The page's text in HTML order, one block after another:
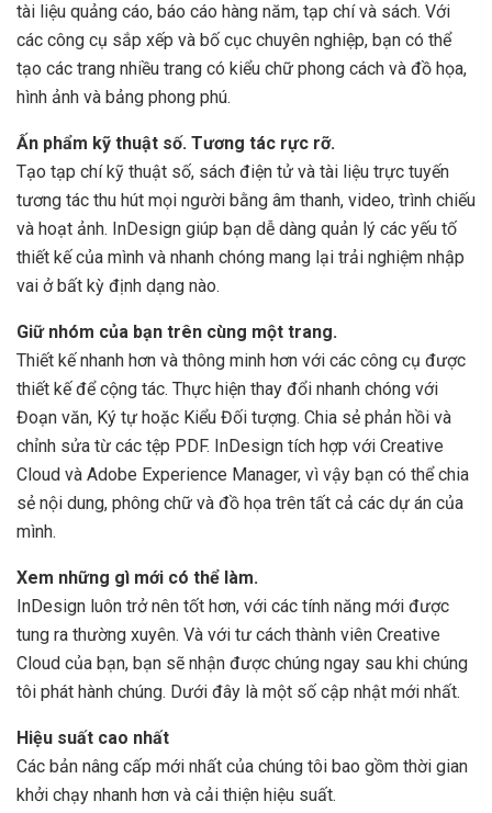
tài liệu quảng cáo, báo cáo hàng năm, tạp chí và sách. Với
các công cụ sắp xếp và bố cục chuyên nghiệp, bạn có thể
tạo các trang nhiều trang có kiểu chữ phong cách và đồ họa,
hình ảnh và bảng phong phú.
Ấn phẩm kỹ thuật số. Tương tác rực rỡ.
Tạo tạp chí kỹ thuật số, sách điện tử và tài liệu trực tuyến
tương tác thu hút mọi người bằng âm thanh, video, trình chiếu
và hoạt ảnh. InDesign giúp bạn dễ dàng quản lý các yếu tố
thiết kế của mình và nhanh chóng mang lại trải nghiệm nhập
vai ở bất kỳ định dạng nào.
Giữ nhóm của bạn trên cùng một trang.
Thiết kế nhanh hơn và thông minh hơn với các công cụ được
thiết kế để cộng tác. Thực hiện thay đổi nhanh chóng với
Đoạn văn, Ký tự hoặc Kiểu Đối tượng. Chia sẻ phản hồi và
chỉnh sửa từ các tệp PDF. InDesign tích hợp với Creative
Cloud và Adobe Experience Manager, vì vậy bạn có thể chia
sẻ nội dung, phông chữ và đồ họa trên tất cả các dự án của
mình.
Xem những gì mới có thể làm.
InDesign luôn trở nên tốt hơn, với các tính năng mới được
tung ra thường xuyên. Và với tư cách thành viên Creative
Cloud của bạn, bạn sẽ nhận được chúng ngay sau khi chúng
tôi phát hành chúng. Dưới đây là một số cập nhật mới nhất.
Hiệu suất cao nhất
Các bản nâng cấp mới nhất của chúng tôi bao gồm thời gian
khởi chạy nhanh hơn và cải thiện hiệu suất.